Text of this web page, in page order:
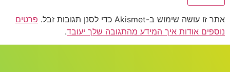
אתר זו עושה שימוש ב-Akismet כדי לסנן תגובות זבל.
פרטים
נוספים אודות איך המידע מהתגובה שלך יעובד.